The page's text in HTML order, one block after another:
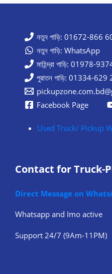
নতুন গাড়ি: 01672-866
নতুন গাড়ি: WhatsApp
মাহিন্দ্রা গাড়ি: 01978-
পুরাতন গাড়ি: 01334-629
Facebook Page
Used Truck/ Pickup
Contact for Truck-
Direct Message on
Whatsapp and Imo active
Support 24/7 (9Am-11PM)